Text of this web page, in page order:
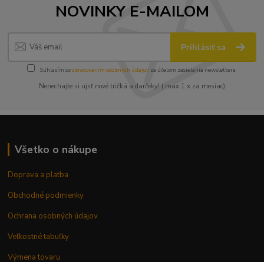
NOVINKY E-MAILOM
Prihlásiť sa
Súhlasím sospracovaním osobných údajov za účelom zasielania newslettera.
Nenechajte si ujsť nové tričká a darčeky! ( max.1 x za mesiac)
Všetko o nákupe
Doprava a platba
Obchodné podmienky
Ochrana osobných údajov
Veľkostné tabuľky
Výmena tovaru